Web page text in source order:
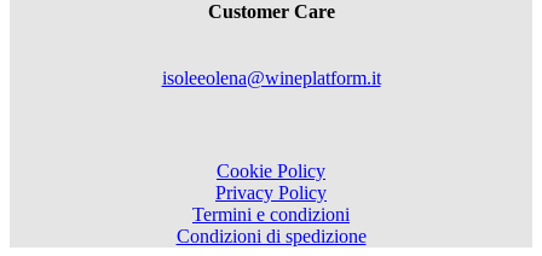
Customer Care
isoleeolena@wineplatform.it
Cookie Policy
Privacy Policy
Termini e condizioni
Condizioni di spedizione